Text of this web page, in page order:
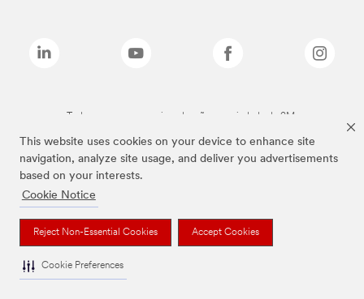
This website uses cookies on your device to enhance site
navigation, analyze site usage, and deliver you advertisements
based on your interests.
Cookie Notice
Reject Non-Essential Cookies Accept Cookies
Cookie Preferences
Todas as marcas mencionadas são propriedade da 3M.